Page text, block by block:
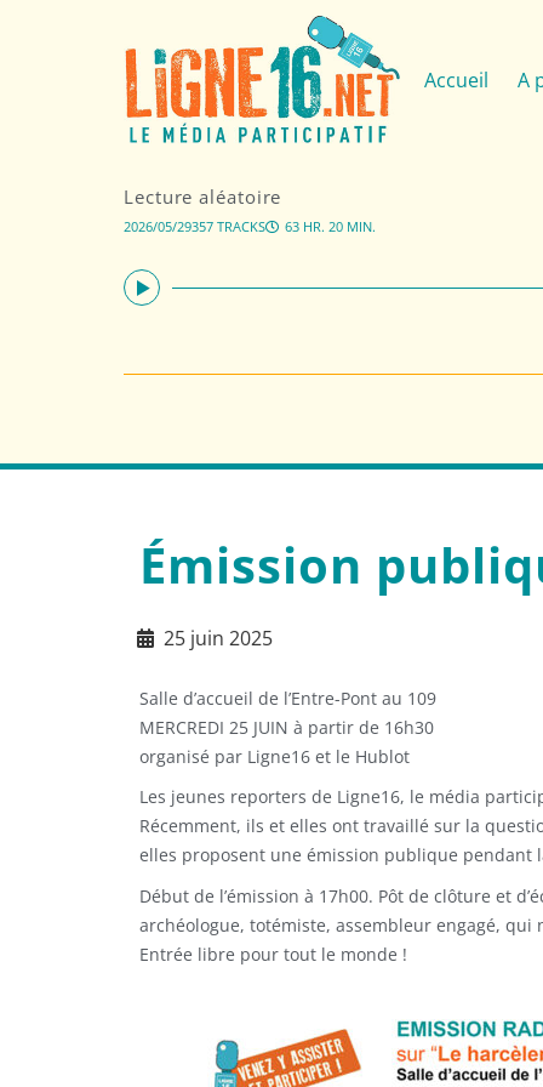
Accueil A
Lecture aléatoire
2026/05/29357 TRACKS 63 HR. 20 MIN.
Émission
25 juin 2025
Salle d’accueil de l’Entre-Pont au 109
MERCREDI 25 JUIN à partir de 16h30
organisé par Ligne16 et le Hublot
Les jeunes reporters de Ligne16, le média
Récemment, ils et elles ont travaillé sur la
elles proposent une émission publique pendant
Début de l’émission à 17h00. Pôt de clôture et
archéologue, totémiste, assembleur engagé, qui
Entrée libre pour tout le monde !